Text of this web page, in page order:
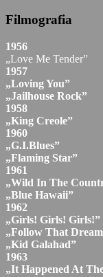
Filmografia
1956
„Love Me Tender”
1957
„Loving You”
„Jailhouse Rock”
1958
„King Creole”
1960
„G.I.Blues”
„Flaming Star”
1961
„Wild In The
„Blue Hawaii”
1962
„Girls! Girls! Girls!”
„Follow That
„Kid Galahad”
1963
„It Happened At